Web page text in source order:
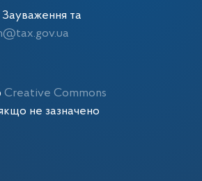
та
Creative Commons
не зазначено